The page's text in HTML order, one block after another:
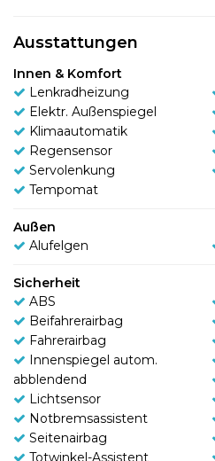
Ausstattungen
Innen & Komfort
Lenkradheizung
Elektr. Außenspiegel
Klimaautomatik
Regensensor
Servolenkung
Tempomat
Außen
Alufelgen
Sicherheit
ABS
Beifahrerairbag
Fahrerairbag
Innenspiegel autom.
abblendend
Lichtsensor
Notbremsassistent
Seitenairbag
Totwinkel-Assistent